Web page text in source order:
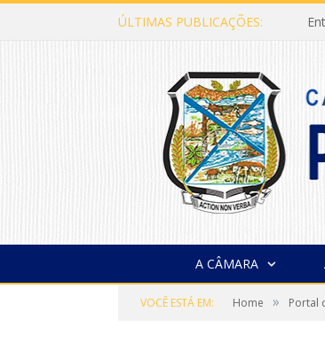
ÚLTIMAS PUBLICAÇÕES:
A CÂMARA
VOCÊ ESTÁ EM: Home » Portal